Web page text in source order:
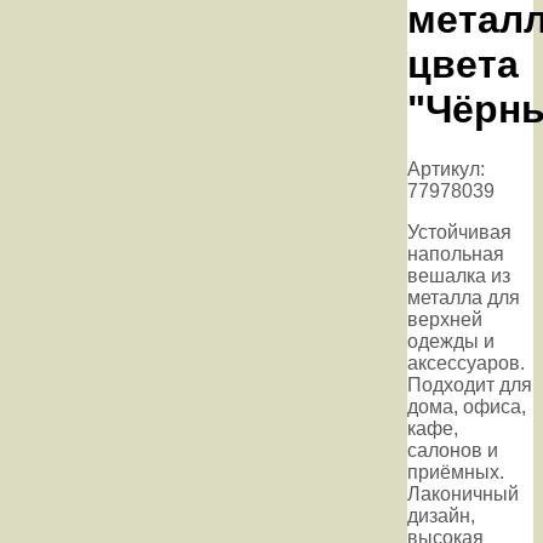
цвета
Артикул:
77978039
Устойчивая
напольная
вешалка из
металла для
верхней
одежды и
аксессуаров.
Подходит для
дома, офиса,
кафе,
салонов и
приёмных.
Лаконичный
дизайн,
высокая